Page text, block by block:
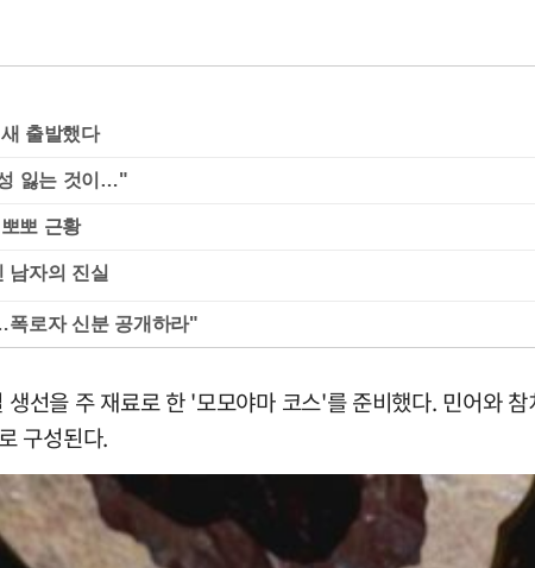
출발했다
잃는 것이…"
뽀 근황
로자 신분 공개하라"
생선을 주 재료로 한 '모모야마 코스'를 준비했다. 민어와
구성된다.